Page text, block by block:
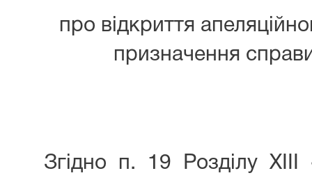
про відкриття
призначення
Згідно п. 19 Розділу XIII